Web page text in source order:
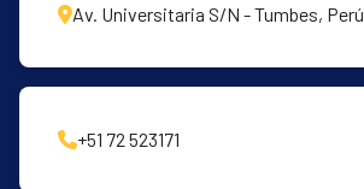
Av. Universitaria S/N - Tumbes, Perú
+51 72 523171